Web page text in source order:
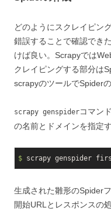
どのようにスクレイピン
錯誤することで確認でき
けば良い。Scrapyでは
クレイピングする部分は
scrapyのツールでSpider
scrapy genspiderコマン
の名前とドメインを指定す
$
生成された雛形のSpider
開始URLとレスポンスの